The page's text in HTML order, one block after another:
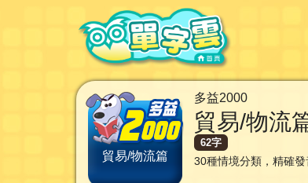
貿易/物流篇
多益2000
貿易/物流
62字
30種情境分類，精確